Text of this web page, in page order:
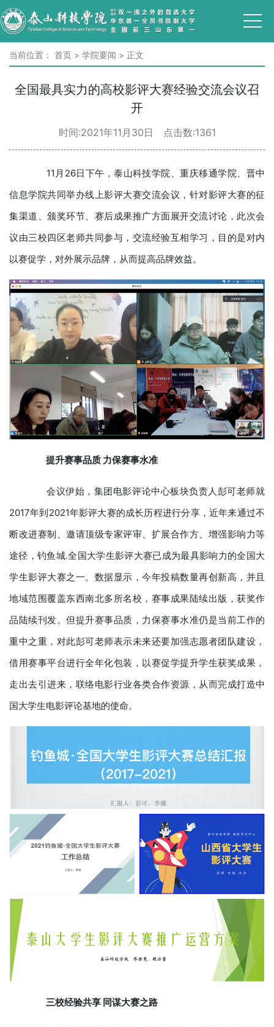
当前位置： 首页 > 学院要闻 > 正文
全国最具实力的高校影评大赛经验交流会议召
开
时间:2021年11月30日 点击数:1361
11月26日下午，泰山科技学院、重庆移通学院、晋中
信息学院共同举办线上影评大赛交流会议，针对影评大赛的征
集渠道、颁奖环节、赛后成果推广方面展开交流讨论，此次会
议由三校四区老师共同参与，交流经验互相学习，目的是对内
以赛促学，对外展示品牌，从而提高品牌效益。
提升赛事品质 力保赛事水准
会议伊始，集团电影评论中心板块负责人彭可老师就
2017年到2021年影评大赛的成长历程进行分享，近年来通过不
断改进赛制、邀请顶级专家评审、扩展合作方、增强影响力等
途径，钓鱼城.全国大学生影评大赛已成为最具影响力的全国大
学生影评大赛之一。数据显示，今年投稿数量再创新高，并且
地域范围覆盖东西南北多所名校，赛事成果陆续出版，获奖作
品陆续刊发。但提升赛事品质，力保赛事水准仍是当前工作的
重中之重，对此彭可老师表示未来还要加强志愿者团队建设，
借用赛事平台进行全年化包装，以赛促学提升学生获奖成果，
走出去引进来，联络电影行业各类合作资源，从而完成打造中
国大学生电影评论基地的使命。
三校经验共享 同谋大赛之路